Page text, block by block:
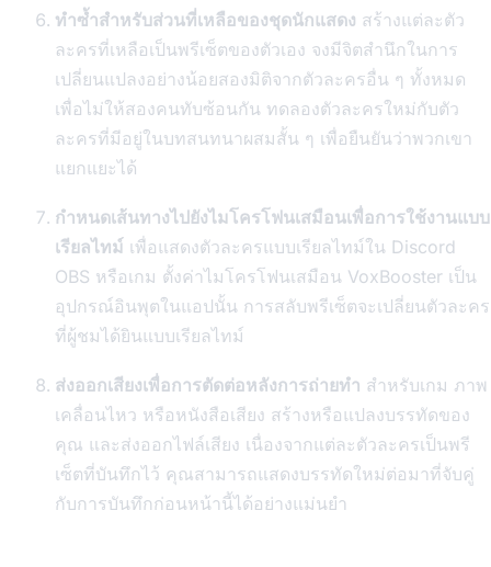
ทำซ้ำสำหรับส่วนที่เหลือของชุดนักแสดง สร้างแต่ละตัว
ละครที่เหลือเป็นพรีเซ็ตของตัวเอง จงมีจิตสำนึกในการ
เปลี่ยนแปลงอย่างน้อยสองมิติจากตัวละครอื่น ๆ ทั้งหมด
เพื่อไม่ให้สองคนทับซ้อนกัน ทดลองตัวละครใหม่กับตัว
ละครที่มีอยู่ในบทสนทนาผสมสั้น ๆ เพื่อยืนยันว่าพวกเขา
แยกแยะได้
กำหนดเส้นทางไปยังไมโครโฟนเสมือนเพื่อการใช้งานแบบ
เรียลไทม์ เพื่อแสดงตัวละครแบบเรียลไทม์ใน Discord
OBS หรือเกม ตั้งค่าไมโครโฟนเสมือน VoxBooster เป็น
อุปกรณ์อินพุตในแอปนั้น การสลับพรีเซ็ตจะเปลี่ยนตัวละคร
ที่ผู้ชมได้ยินแบบเรียลไทม์
ส่งออกเสียงเพื่อการตัดต่อหลังการถ่ายทำ สำหรับเกม ภาพ
เคลื่อนไหว หรือหนังสือเสียง สร้างหรือแปลงบรรทัดของ
คุณ และส่งออกไฟล์เสียง เนื่องจากแต่ละตัวละครเป็นพรี
เซ็ตที่บันทึกไว้ คุณสามารถแสดงบรรทัดใหม่ต่อมาที่จับคู่
กับการบันทึกก่อนหน้านี้ได้อย่างแม่นยำ